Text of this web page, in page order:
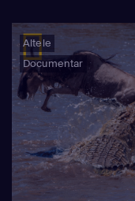
Altele
Documentar